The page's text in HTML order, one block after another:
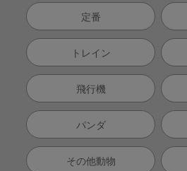
定番
トレイン
飛行機
パンダ
その他動物